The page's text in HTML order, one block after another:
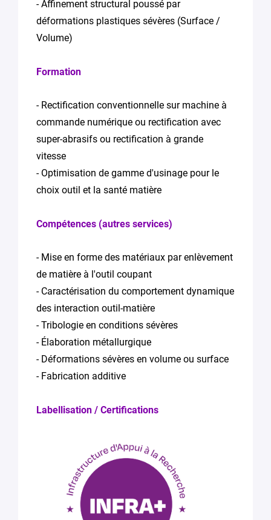
- Affinement structural poussé par
déformations plastiques sévères (Surface /
Volume)
Formation
- Rectification conventionnelle sur machine à
commande numérique ou rectification avec
super-abrasifs ou rectification à grande
vitesse
- Optimisation de gamme d'usinage pour le
choix outil et la santé matière
Compétences (autres services)
- Mise en forme des matériaux par enlèvement
de matière à l'outil coupant
- Caractérisation du comportement dynamique
des interaction outil-matière
- Tribologie en conditions sévères
- Élaboration métallurgique
- Déformations sévères en volume ou surface
- Fabrication additive
Labellisation / Certifications